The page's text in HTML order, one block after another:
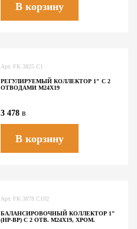
В корзину
Арт. FK 3825 C1
РЕГУЛИРУЕМЫЙ КОЛЛЕКТОР 1" С 2
ОТВОДАМИ М24Х19
3 478 в
В корзину
Арт. FK 3878 C102
БАЛАНСИРОВОЧНЫЙ КОЛЛЕКТОР 1"
(НР-ВР) С 2 ОТВ. М24Х19, ХРОМ.